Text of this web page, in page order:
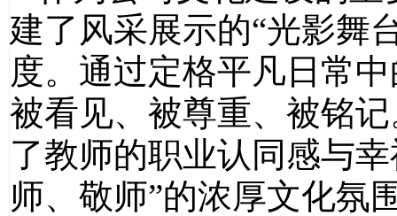
建了风采展示的“光影舞
度。通过定格平凡日常
被看见、被尊重、被铭
了教师的职业认同感与
师、敬师”的浓厚文化氛